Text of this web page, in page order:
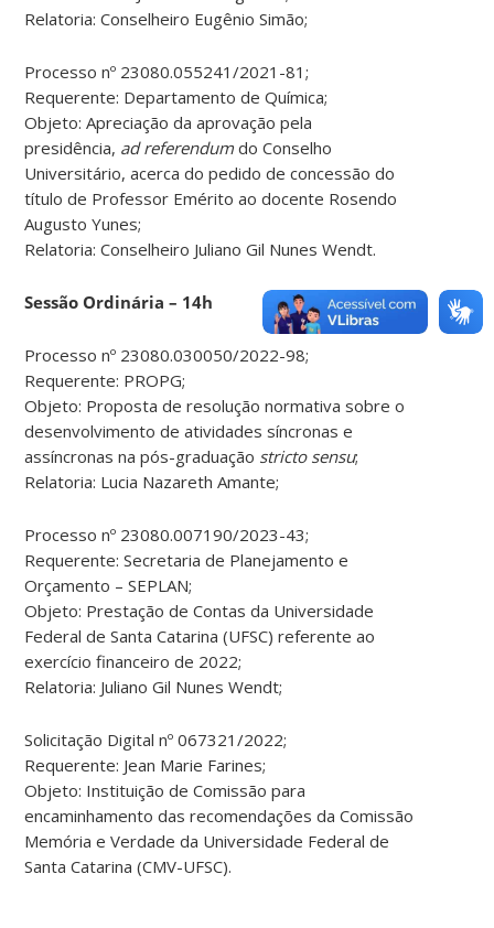
Relatoria: Conselheiro Eugênio Simão;
Processo nº 23080.055241/2021-81;
Requerente: Departamento de Química;
Objeto: Apreciação da aprovação pela
presidência, ad referendum do Conselho
Universitário, acerca do pedido de concessão do
título de Professor Emérito ao docente Rosendo
Augusto Yunes;
Relatoria: Conselheiro Juliano Gil Nunes Wendt.
Sessão Ordinária – 14h
Processo nº 23080.030050/2022-98;
Requerente: PROPG;
Objeto: Proposta de resolução normativa sobre o
desenvolvimento de atividades síncronas e
assíncronas na pós-graduação stricto sensu;
Relatoria: Lucia Nazareth Amante;
Processo nº 23080.007190/2023-43;
Requerente: Secretaria de Planejamento e
Orçamento – SEPLAN;
Objeto: Prestação de Contas da Universidade
Federal de Santa Catarina (UFSC) referente ao
exercício financeiro de 2022;
Relatoria: Juliano Gil Nunes Wendt;
Solicitação Digital nº 067321/2022;
Requerente: Jean Marie Farines;
Objeto: Instituição de Comissão para
encaminhamento das recomendações da Comissão
Memória e Verdade da Universidade Federal de
Santa Catarina (CMV-UFSC).